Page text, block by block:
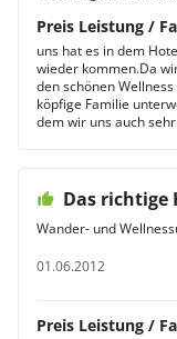
Preis Leistung /
uns hat es in dem
wieder kommen.Da
den schönen
köpfige Familie
dem wir uns auch
Das richtige
Wander- und
01.06.2012
Preis Leistung /